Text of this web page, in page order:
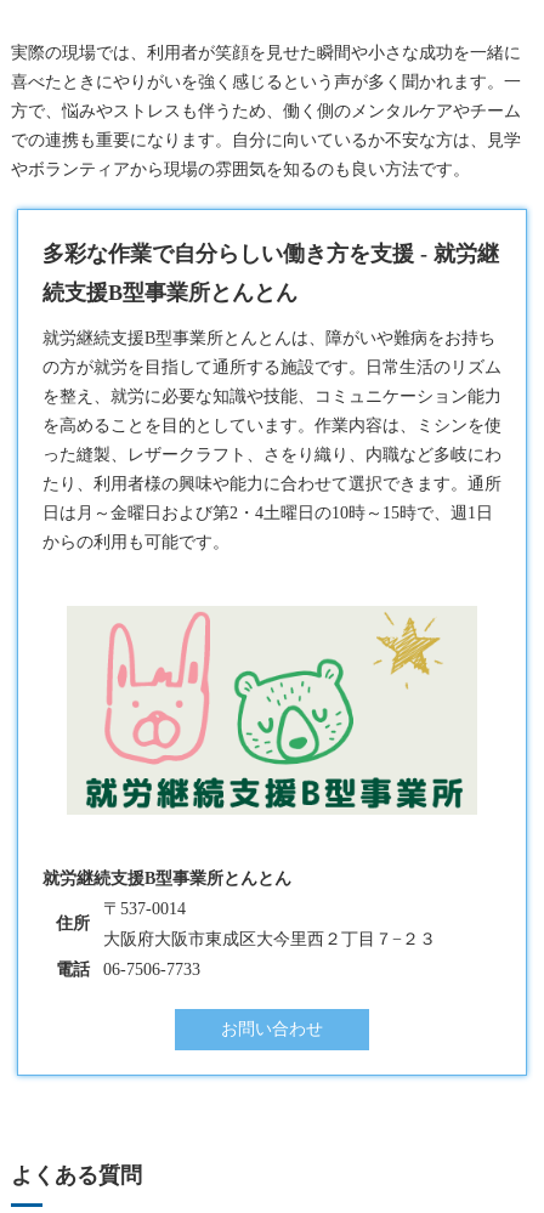
実際の現場では、利用者が笑顔を見せた瞬間や小さな成功を一緒に
喜べたときにやりがいを強く感じるという声が多く聞かれます。一
方で、悩みやストレスも伴うため、働く側のメンタルケアやチーム
での連携も重要になります。自分に向いているか不安な方は、見学
やボランティアから現場の雰囲気を知るのも良い方法です。
多彩な作業で自分らしい働き方を支援 - 就労継
続支援B型事業所とんとん
就労継続支援B型事業所とんとんは、障がいや難病をお持ち
の方が就労を目指して通所する施設です。日常生活のリズム
を整え、就労に必要な知識や技能、コミュニケーション能力
を高めることを目的としています。作業内容は、ミシンを使
った縫製、レザークラフト、さをり織り、内職など多岐にわ
たり、利用者様の興味や能力に合わせて選択できます。通所
日は月～金曜日および第2・4土曜日の10時～15時で、週1日
からの利用も可能です。
就労継続支援B型事業所とんとん
住所
〒537-0014
大阪府大阪市東成区大今里西２丁目７−２３
電話
06-7506-7733
お問い合わせ
よくある質問